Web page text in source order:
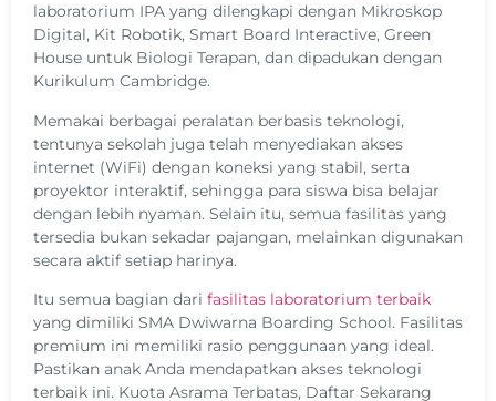
laboratorium IPA yang dilengkapi dengan Mikroskop
Digital, Kit Robotik, Smart Board Interactive, Green
House untuk Biologi Terapan, dan dipadukan dengan
Kurikulum Cambridge.
Memakai berbagai peralatan berbasis teknologi,
tentunya sekolah juga telah menyediakan akses
internet (WiFi) dengan koneksi yang stabil, serta
proyektor interaktif, sehingga para siswa bisa belajar
dengan lebih nyaman. Selain itu, semua fasilitas yang
tersedia bukan sekadar pajangan, melainkan digunakan
secara aktif setiap harinya.
Itu semua bagian dari fasilitas laboratorium terbaik
yang dimiliki SMA Dwiwarna Boarding School. Fasilitas
premium ini memiliki rasio penggunaan yang ideal.
Pastikan anak Anda mendapatkan akses teknologi
terbaik ini. Kuota Asrama Terbatas, Daftar Sekarang